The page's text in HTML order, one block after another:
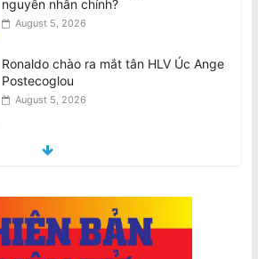
August 5, 2026
Thông Báo của Ban Giải Quyết Khiếu
Nại: Về Bản Tuyên Bố Chung Của Một
Số Đại Diện Hội Đoàn
VIDEO: Chủ tiệm tạp hóa Văn Việt
August 4, 2026
[VIDEO] Footscray: Chủ tiệm bánh mì